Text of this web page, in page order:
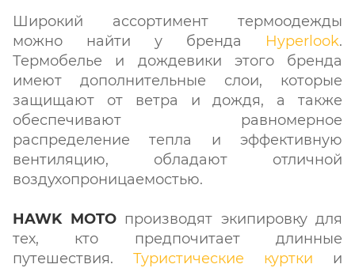
Широкий ассортимент термоодежды
можно найти у бренда Hyperlook.
Термобелье и дождевики этого бренда
имеют дополнительные слои, которые
защищают от ветра и дождя, а также
обеспечивают равномерное
распределение тепла и эффективную
вентиляцию, обладают отличной
воздухопроницаемостью.
HAWK MOTOпроизводят экипировку для
тех, кто предпочитает длинные
путешествия. Туристические куртки и